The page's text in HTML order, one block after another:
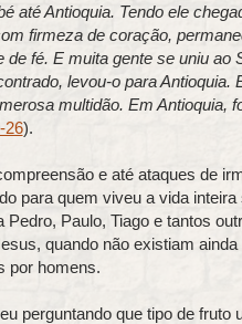
até Antioquia. Tendo ele
firmeza de coração,
fé. E muita gente se uniu ao
levou-o para Antioquia.
multidão. Em Antioquia,
26).
e até ataques de
para quem viveu a vida
Pedro, Paulo, Tiago e tantos
quando não existiam
por homens.
perguntando que tipo de